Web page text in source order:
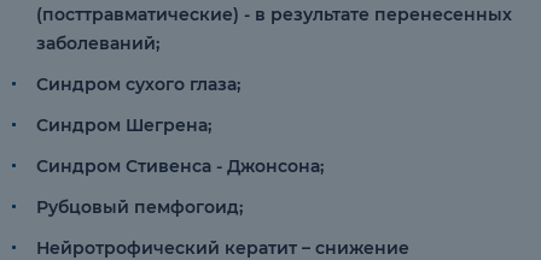
(посттравматические) - в результате перенесенных
заболеваний;
Синдром сухого глаза;
Синдром Шегрена;
Синдром Стивенса - Джонсона;
Рубцовый пемфогоид;
Нейротрофический кератит – снижение